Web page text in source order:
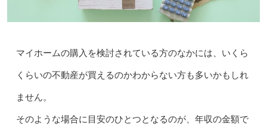
マイホームの購入を検討されている方のなかには、いくら
くらいの不動産が買えるのかわからない方も多いかもしれ
ません。
そのような場合に目安のひとつとなるのが、年収の金額で